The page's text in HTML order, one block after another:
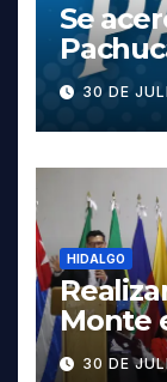
Se
fechas
30 DE
HIDALGO
Monte
contra
30 DE